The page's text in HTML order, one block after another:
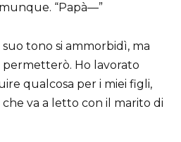
“Papà—”
tono si ammorbidì, ma
permetterò. Ho lavorato
qualcosa per i miei figli,
va a letto con il marito di